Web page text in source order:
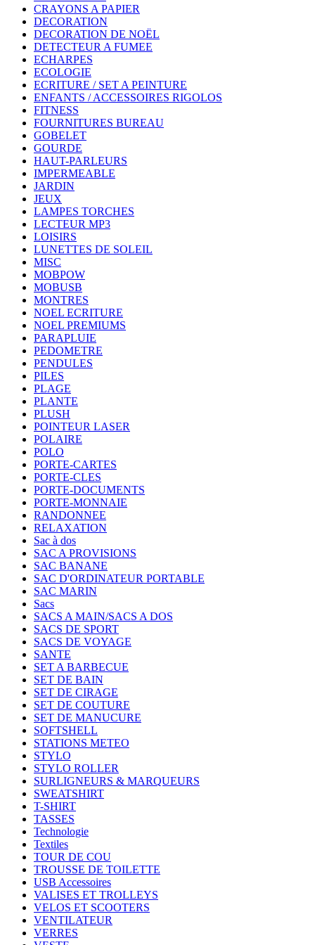
CRAYONS A PAPIER
DECORATION
DECORATION DE NOËL
DETECTEUR A FUMEE
ECHARPES
ECOLOGIE
ECRITURE / SET A PEINTURE
ENFANTS / ACCESSOIRES RIGOLOS
FITNESS
FOURNITURES BUREAU
GOBELET
GOURDE
HAUT-PARLEURS
IMPERMEABLE
JARDIN
JEUX
LAMPES TORCHES
LECTEUR MP3
LOISIRS
LUNETTES DE SOLEIL
MISC
MOBPOW
MOBUSB
MONTRES
NOEL ECRITURE
NOEL PREMIUMS
PARAPLUIE
PEDOMETRE
PENDULES
PILES
PLAGE
PLANTE
PLUSH
POINTEUR LASER
POLAIRE
POLO
PORTE-CARTES
PORTE-CLES
PORTE-DOCUMENTS
PORTE-MONNAIE
RANDONNEE
RELAXATION
Sac à dos
SAC A PROVISIONS
SAC BANANE
SAC D'ORDINATEUR PORTABLE
SAC MARIN
Sacs
SACS A MAIN/SACS A DOS
SACS DE SPORT
SACS DE VOYAGE
SANTE
SET A BARBECUE
SET DE BAIN
SET DE CIRAGE
SET DE COUTURE
SET DE MANUCURE
SOFTSHELL
STATIONS METEO
STYLO
STYLO ROLLER
SURLIGNEURS & MARQUEURS
SWEATSHIRT
T-SHIRT
TASSES
Technologie
Textiles
TOUR DE COU
TROUSSE DE TOILETTE
USB Accessoires
VALISES ET TROLLEYS
VELOS ET SCOOTERS
VENTILATEUR
VERRES